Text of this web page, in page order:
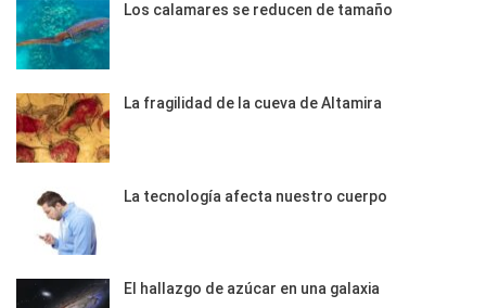
Los calamares se reducen de tamaño
La fragilidad de la cueva de Altamira
La tecnología afecta nuestro cuerpo
El hallazgo de azúcar en una galaxia